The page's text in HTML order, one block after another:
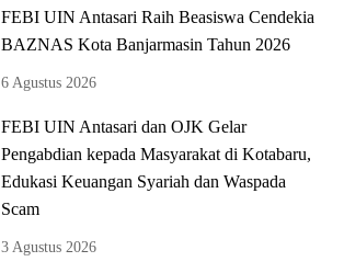
FEBI UIN Antasari Raih Beasiswa Cendekia
BAZNAS Kota Banjarmasin Tahun 2026
6 Agustus 2026
FEBI UIN Antasari dan OJK Gelar
Pengabdian kepada Masyarakat di Kotabaru,
Edukasi Keuangan Syariah dan Waspada
Scam
3 Agustus 2026